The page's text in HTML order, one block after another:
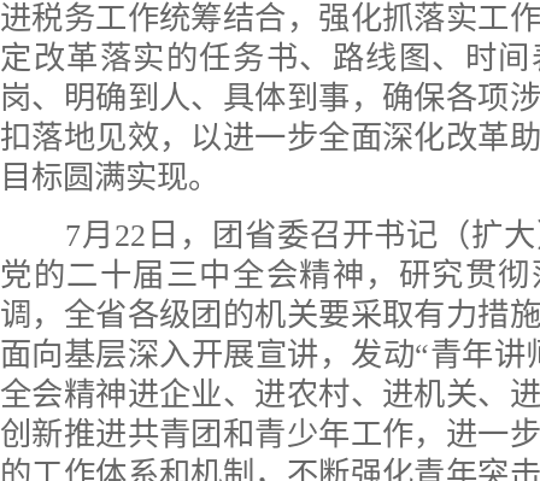
进税务工作统筹结合，强化抓落实工
定改革落实的任务书、路线图、时
岗、明确到人、具体到事，确保各项
扣落地见效，以进一步全面深化改革
目标圆满实现。
7月22日，团省委召开书记（扩大
党的二十届三中全会精神，研究贯
调，全省各级团的机关要采取有力措
面向基层深入开展宣讲，发动“青年讲
全会精神进企业、进农村、进机关、
创新推进共青团和青少年工作，进一